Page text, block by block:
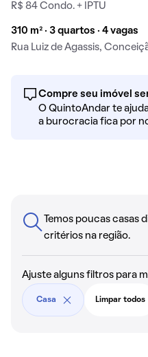
R$ 84 Condo. + IPTU
310 m² · 3 quartos · 4 vagas
Rua Luiz de Agassis,
Compre seu imóvel
O QuintoAndar te
a burocracia fica por
Temos poucas casas
critérios na região.
Ajuste alguns filtros para
Casa Limpar todos